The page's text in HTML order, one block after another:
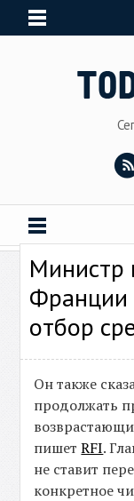
Министр
Франции
отбор
Он также
продолжать
пишетRFI.
не ставит
конкретное